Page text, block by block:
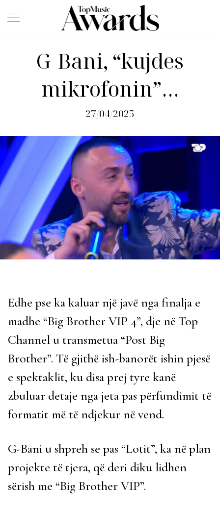
G-Bani, “kujdes
mikrofonin”…
27/04/2025
Edhe pse ka kaluar një javë nga finalja e
madhe “Big Brother VIP 4”, dje në Top
Channel u transmetua “Post Big
Brother”. Të gjithë ish-banorët ishin pjesë
e spektaklit, ku disa prej tyre kanë
zbuluar detaje nga jeta pas përfundimit të
formatit më të ndjekur në vend.
G-Bani u shpreh se pas “Lotit”, ka në plan
projekte të tjera, që deri diku lidhen
sërish me “Big Brother VIP”.